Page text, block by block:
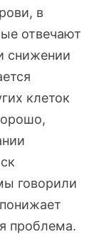
в
отвечают
снижении
клеток
говорили
проблема.